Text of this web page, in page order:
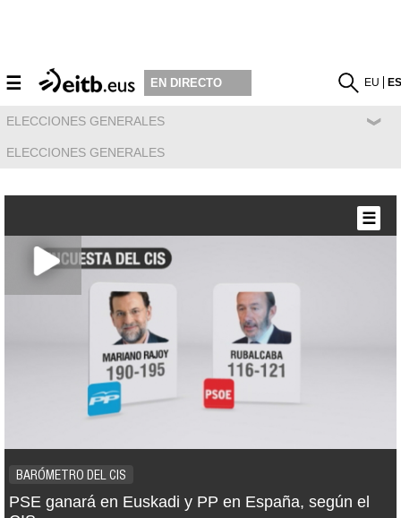
☰ EN DIRECTO EU
ELECCIONES GENERALES
ELECCIONES GENERALES
BARÓMETRO DEL CIS
PSE ganará en Euskadi y PP en España, según el
☰